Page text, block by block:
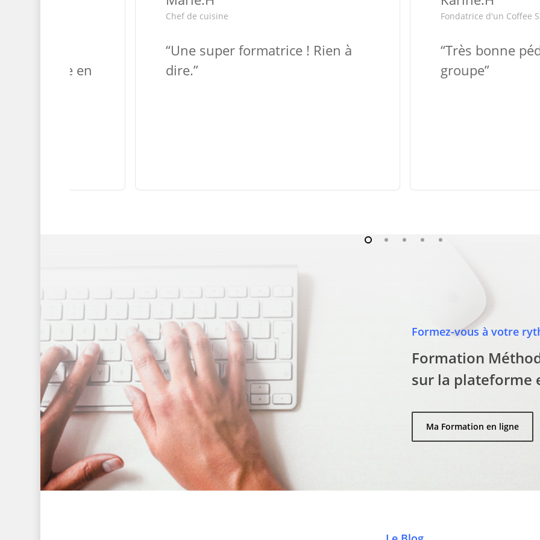
Chef de cuisine
“Une super formatrice ! Rien à
dire.”
Fondatrice d'un Coffee
“Très bonne
groupe”
ludique en
Formez-vous à votre
Formation
sur la plateforme
Ma Formation en ligne